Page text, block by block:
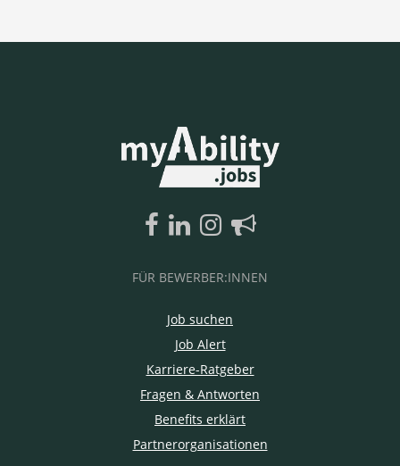
FÜR BEWERBER:INNEN
Job suchen
Job Alert
Karriere-Ratgeber
Fragen & Antworten
Benefits erklärt
Partnerorganisationen